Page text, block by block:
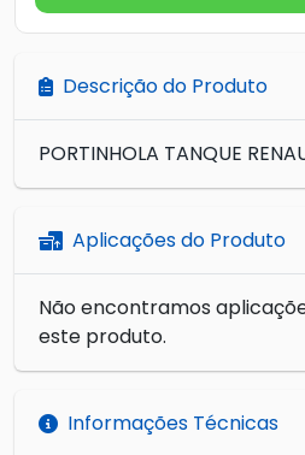
Descrição do Produto
PORTINHOLA TANQUE
Aplicações do Produto
Não encontramos
este produto.
Informações Técnicas